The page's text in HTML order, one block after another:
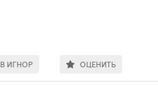
В ИГНОР ОЦЕНИТЬ